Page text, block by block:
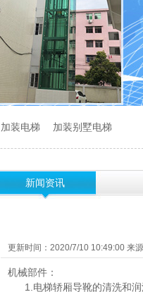
加装电梯 加装别墅电梯
新闻资讯
更新时间：2020/7/10 10:49:00 来
机械部件：
1.电梯轿厢导靴的清洗和润